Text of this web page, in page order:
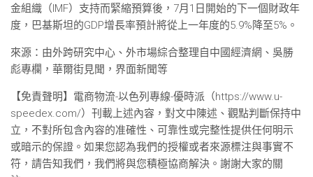
金組織（IMF）支持而緊縮預算後，7月1日開始的下一個財政年
度，巴基斯坦的GDP增長率預計將從上一年度的5.9%降至5%。
來源：由外跨研究中心、外市場綜合整理自中國經濟網、吳勝
彪專欄，華爾街見聞，界面新聞等
【免責聲明】電商物流-以色列專線-優時派（https://www.u-
speedex.com/）刊載上述內容，對文中陳述、觀點判斷保持中
立，不對所包含內容的准確性、可靠性或完整性提供任何明示
或暗示的保證。如果您認為我們的授權或者來源標注與事實不
符，請告知我們，我們將與您積極協商解決。謝謝大家的關